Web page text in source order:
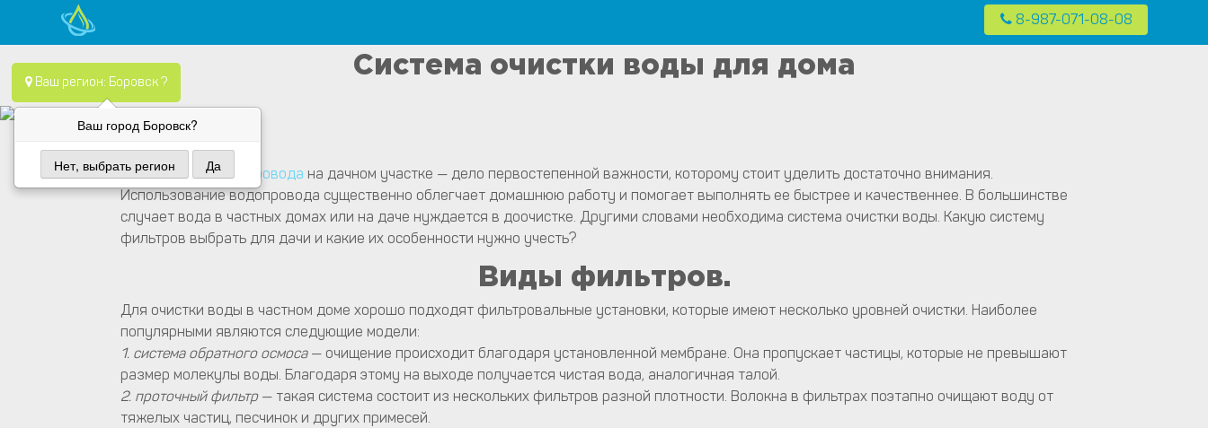
content
Водопровод — монтаж систем водоснабжения, отопления и канализация.
Компания Водопровод предлагает качественные услуги по монтажу систем водоснабжения, канализации и отопления в частных домах в Москве и Московской области
Ваш регион: Боровск ?
Ваш город Боровск?
Нет, выбрать регион Да
8-987-071-08-08
Система очистки воды для дома
Организация водопровода на дачном участке — дело первостепенной важности, которому стоит уделить достаточно внимания.
Использование водопровода существенно облегчает домашнюю работу и помогает выполнять ее быстрее и качественнее. В большинстве
случает вода в частных домах или на даче нуждается в доочистке. Другими словами необходима система очистки воды. Какую систему
фильтров выбрать для дачи и какие их особенности нужно учесть?
Виды фильтров.
Для очистки воды в частном доме хорошо подходят фильтровальные установки, которые имеют несколько уровней очистки. Наиболее
популярными являются следующие модели:
1. система обратного осмоса— очищение происходит благодаря установленной мембране. Она пропускает частицы, которые не превышают
размер молекулы воды. Благодаря этому на выходе получается чистая вода, аналогичная талой.
2. проточный фильтр— такая система состоит из нескольких фильтров разной плотности. Волокна в фильтрах поэтапно очищают воду от
тяжелых частиц, песчинок и других примесей.